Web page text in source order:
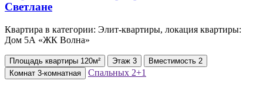
Квартира в категории: Элит-квартиры, локация квартиры:
Дом 5А «ЖК Волна»
Площадь квартиры 120м² Этаж 3 Вместимость 2
Комнат 3-комнатная Спальных 2+1